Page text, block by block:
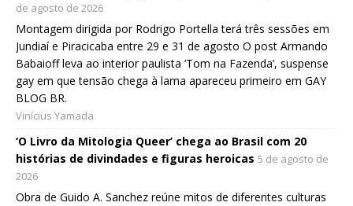
de agosto de 2026
Montagem dirigida por Rodrigo Portella terá três sessões em
Jundiaí e Piracicaba entre 29 e 31 de agosto O post Armando
Babaioff leva ao interior paulista ‘Tom na Fazenda’, suspense
gay em que tensão chega à lama apareceu primeiro em GAY
BLOG BR.
Vinícius Yamada
‘O Livro da Mitologia Queer’ chega ao Brasil com 20
histórias de divindades e figuras heroicas 5 de agosto de
2026
Obra de Guido A. Sanchez reúne mitos de diferentes culturas